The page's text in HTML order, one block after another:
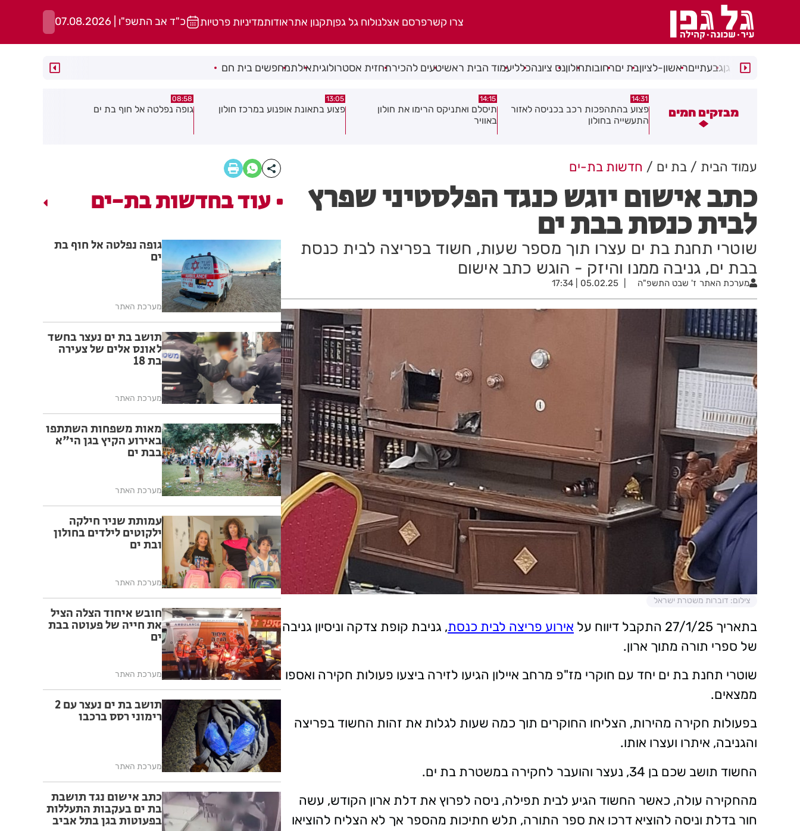
צרו קשרפרסם אצלנולוח גל גפןתקנון אתראודותמדיניות פרטיות כ"ד אב התשפ"ו | 07.08.2026
רמת גןגבעתייםראשון-לציוןבת יםרחובותחולוןנס ציונהכלליעמוד הבית ראשיטעים להכירתחזית אסטרולוגיתאילתמחפשים בית חם
מבזקים חמים
פצוע בהתהפכות רכב בכניסה לאזור
14:15
תיסלם ואתניקס הרימו את חולון
באוויר
13:05
פצוע בתאונת אופנוע במרכז חולון
08:58
גופה נפלטה אל חוף בת ים
08:29
חשד להצתה בשלושה מוקדים ברמת
עמוד הבית בת ים חדשות בת-ים
כתב אישום יוגש כנגד הפלסטיני שפרץ
לבית כנסת בבת ים
שוטרי תחנת בת ים עצרו תוך מספר שעות, חשוד בפריצה לבית כנסת
בבת ים, גניבה ממנו והיזק - הוגש כתב אישום
מערכת האתר ז' שבט התשפ"ה 05.02.25 | 17:34
צילום: דוברות משטרת ישראל
בתאריך 27/1/25 התקבל דיווח על אירוע פריצה לבית כנסת, גניבת קופת צדקה וניסיון גניבה
של ספרי תורה מתוך ארון.
שוטרי תחנת בת ים יחד עם חוקרי מז"פ מרחב איילון הגיעו לזירה ביצעו פעולות חקירה ואספו
ממצאים.
בפעולות חקירה מהירות, הצליחו החוקרים תוך כמה שעות לגלות את זהות החשוד בפריצה
והגניבה, איתרו ועצרו אותו.
החשוד תושב שכם בן 34, נעצר והועבר לחקירה במשטרת בת ים.
מהחקירה עולה, כאשר החשוד הגיע לבית תפילה, ניסה לפרוץ את דלת ארון הקודש, עשה
חור בדלת וניסה להוציא דרכו את ספר התורה, תלש חתיכות מהספר אך לא הצליח להוציאו
עוד בחדשות בת-ים
גופה נפלטה אל חוף בת
ים
מערכת האתר
תושב בת ים נעצר בחשד
לאונס אלים של צעירה
בת 18
מערכת האתר
מאות משפחות השתתפו
באירוע הקיץ בגן הי"א
בבת ים
מערכת האתר
עמותת שניר חילקה
ילקוטים לילדים בחולון
ובת ים
מערכת האתר
חובש איחוד הצלה הציל
את חייה של פעוטה בבת
ים
מערכת האתר
תושב בת ים נעצר עם 2
רימוני רסס ברכבו
מערכת האתר
כתב אישום נגד תושבת
בת ים בעקבות התעללות
בפעוטות בגן בתל אביב